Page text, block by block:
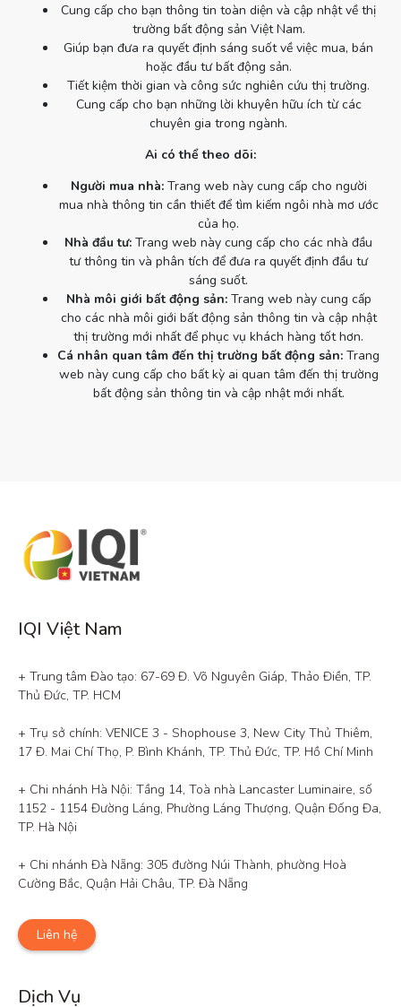
Cung cấp cho bạn thông tin toàn diện và cập nhật về thị
trường bất động sản Việt Nam.
Giúp bạn đưa ra quyết định sáng suốt về việc mua, bán
hoặc đầu tư bất động sản.
Tiết kiệm thời gian và công sức nghiên cứu thị trường.
Cung cấp cho bạn những lời khuyên hữu ích từ các
chuyên gia trong ngành.
Ai có thể theo dõi:
Người mua nhà:Trang web này cung cấp cho người
mua nhà thông tin cần thiết để tìm kiếm ngôi nhà mơ ước
của họ.
Nhà đầu tư: Trang web này cung cấp cho các nhà đầu
tư thông tin và phân tích để đưa ra quyết định đầu tư
sáng suốt.
Nhà môi giới bất động sản:Trang web này cung cấp
cho các nhà môi giới bất động sản thông tin và cập nhật
thị trường mới nhất để phục vụ khách hàng tốt hơn.
Cá nhân quan tâm đến thị trường bất động sản: Trang
web này cung cấp cho bất kỳ ai quan tâm đến thị trường
bất động sản thông tin và cập nhật mới nhất.
IQI Việt Nam
+ Trung tâm Đào tạo: 67-69 Đ. Võ Nguyên Giáp, Thảo Điền, TP.
Thủ Đức, TP. HCM
+ Trụ sở chính: VENICE 3 - Shophouse 3, New City Thủ Thiêm,
17 Đ. Mai Chí Thọ, P. Bình Khánh, TP. Thủ Đức, TP. Hồ Chí Minh
+ Chi nhánh Hà Nội: Tầng 14, Toà nhà Lancaster Luminaire, số
1152 - 1154 Đường Láng, Phường Láng Thượng, Quận Đống Đa,
TP. Hà Nội
+ Chi nhánh Đà Nẵng: 305 đường Núi Thành, phường Hoà
Cường Bắc, Quận Hải Châu, TP. Đà Nẵng
Liên hệ
Dịch Vụ